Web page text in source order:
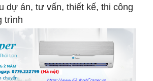
dự án, tư vấn, thiết kế, thi công
trình